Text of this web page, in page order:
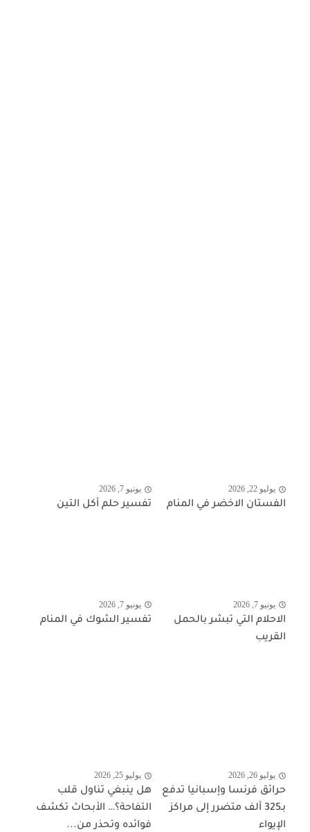
يوليو 22, 2026
الفستان الاخضر في المنام
يونيو 7, 2026
تفسير حلم أكل التين
يونيو 7, 2026
الاحلام التي تبشر بالحمل
القريب
يونيو 7, 2026
تفسير الشوك في المنام
يوليو 26, 2026
حرائق فرنسا وإسبانيا تدفع
بـ325 ألف متضرر إلى مراكز
الإيواء
يوليو 25, 2026
هل ينبغي تناول قلب
التفاحة؟… الأبحاث تكشف
فوائده وتحذر من...